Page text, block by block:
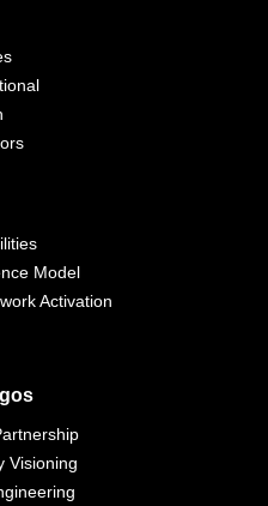
Model
Activation
Visioning